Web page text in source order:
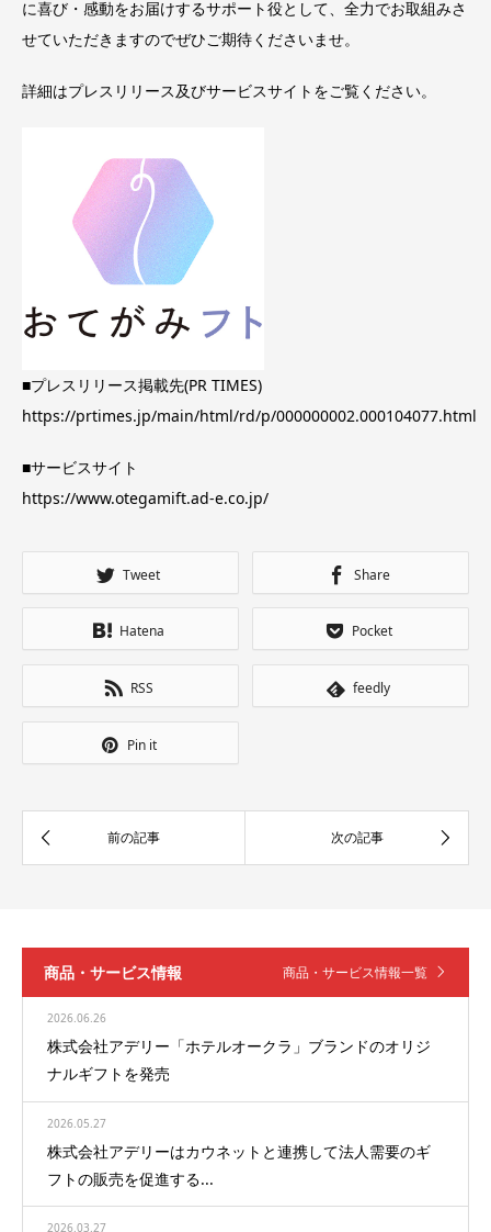
に喜び・感動をお届けするサポート役として、全力でお取組みさ
せていただきますのでぜひご期待くださいませ。
詳細はプレスリリース及びサービスサイトをご覧ください。
■プレスリリース掲載先(PR TIMES)
https://prtimes.jp/main/html/rd/p/000000002.000104077.html
■サービスサイト
https://www.otegamift.ad-e.co.jp/
Tweet Share
Hatena Pocket
RSS feedly
Pin it
商品・サービス情報 商品・サービス情報一覧
2026.06.26
株式会社アデリー「ホテルオークラ」ブランドのオリジ
ナルギフトを発売
2026.05.27
株式会社アデリーはカウネットと連携して法人需要のギ
フトの販売を促進する...
2026.03.27